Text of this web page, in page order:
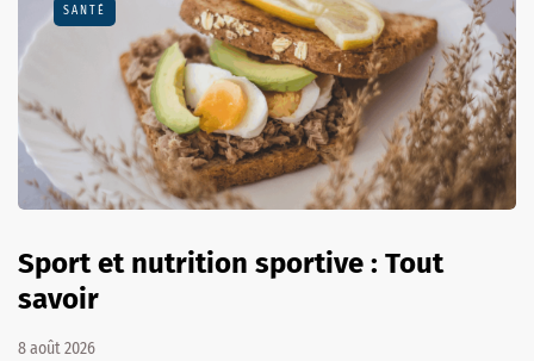
SANTÉ
Sport et nutrition sportive : Tout
savoir
8 août 2026